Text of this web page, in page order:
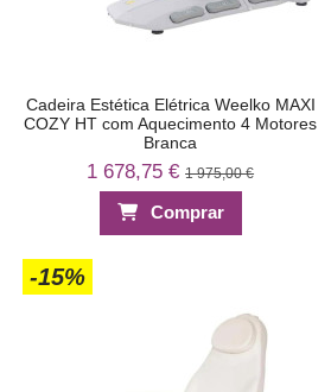
Cadeira Estética Elétrica Weelko MAXI
COZY HT com Aquecimento 4 Motores
Branca
1 678,75 €1 975,00 €
Comprar
-15%